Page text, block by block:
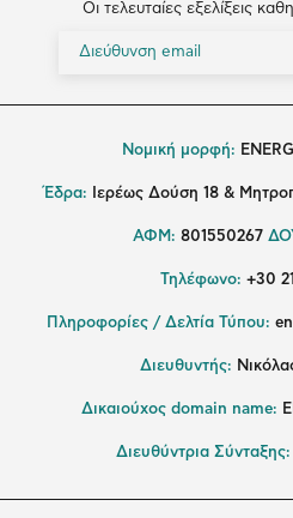
Οι τελευταίες εξελίξεις
Νομική μορφή:
Έδρα: Ιερέως Δούση 18 &
ΑΦΜ: 801550267
Τηλέφωνο: +30
Πληροφορίες / Δελτία Τύπου:
Διευθυντής:
Δικαιούχος domain name:
Διευθύντρια Σύνταξης: